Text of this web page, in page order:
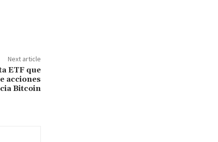
Next article
ETF que
acciones
Bitcoin